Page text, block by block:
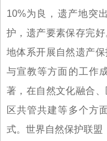
10%为良，遗产地突
护，遗产要素保存完
地体系开展自然遗产
与宣教等方面的工作
著，在自然文化融合
区共管共建等多个方
式。世界自然保护联